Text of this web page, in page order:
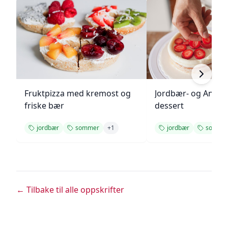
Fruktpizza med kremost og
friske bær
jordbær sommer +1
Jordbær- og Angel
dessert
jordbær
← Tilbake til alle oppskrifter